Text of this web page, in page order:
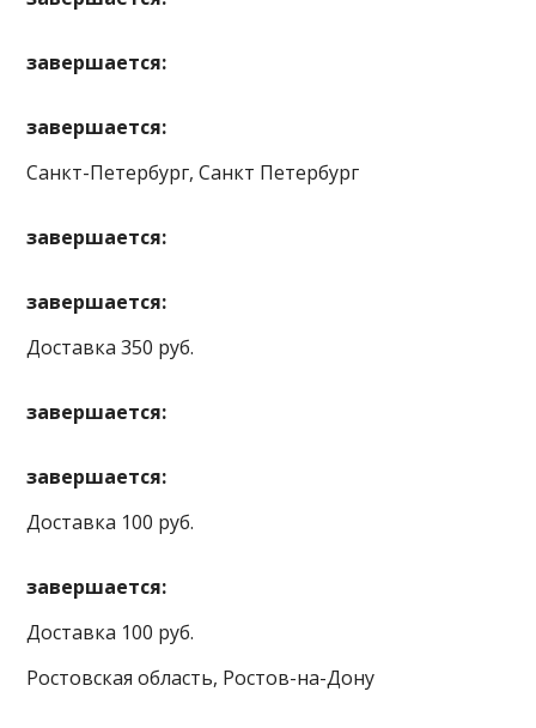
завершается:
завершается:
Санкт-Петербург, Санкт Петербург
завершается:
завершается:
Доставка 350 руб.
завершается:
завершается:
Доставка 100 руб.
завершается:
Доставка 100 руб.
Ростовская область, Ростов-на-Дону